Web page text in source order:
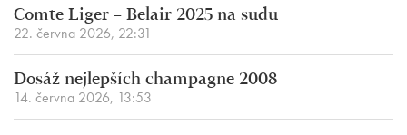
Comte Liger – Belair 2025 na sudu
22. června 2026, 22:31
Dosáž nejlepších champagne 2008
14. června 2026, 13:53